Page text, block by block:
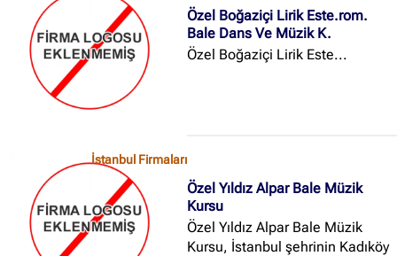
gerçekleştirmektedir...
Özel Boğaziçi Lirik Este.rom.
Bale Dans Ve Müzik K.
Özel Boğaziçi Lirik Este...
İstanbul Firmaları
Özel Yıldız Alpar Bale Müzik
Kursu
Özel Yıldız Alpar Bale Müzik
Kursu, İstanbul şehrinin Kadıköy